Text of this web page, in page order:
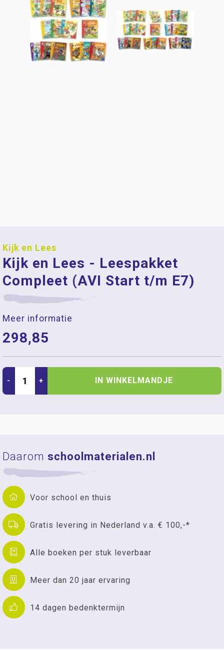
Kijk en Lees
Kijk en Lees - Leespakket
Compleet (AVI Start t/m E7)
Meer informatie
298,85
- + IN WINKELMANDJE
Daarom schoolmaterialen.nl
Voor school en thuis
Gratis levering in Nederland v.a. € 100,-*
Alle boeken per stuk leverbaar
Meer dan 20 jaar ervaring
14 dagen bedenktermijn